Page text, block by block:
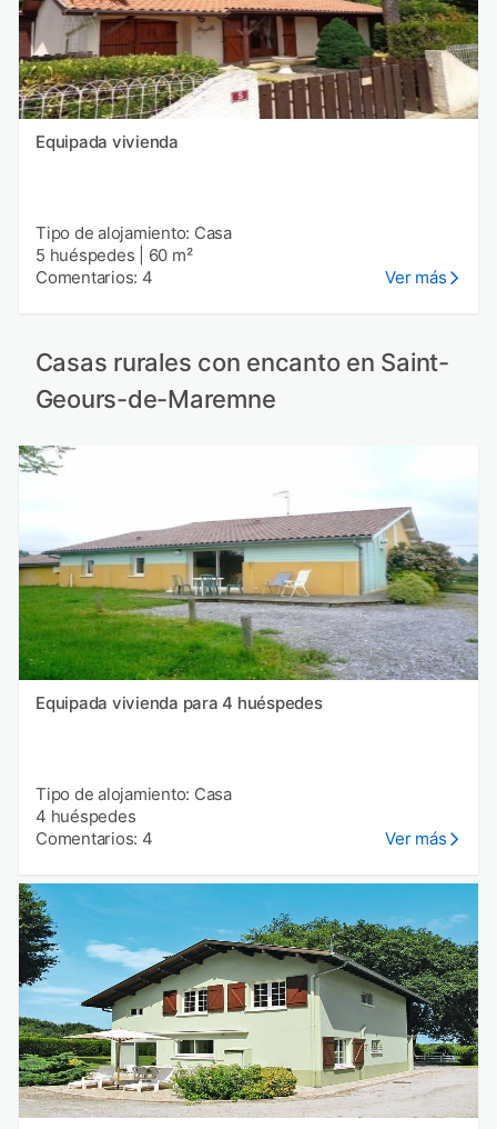
Equipada vivienda
Tipo de alojamiento: Casa
5 huéspedes
60 m²
Comentarios: 4
Ver más
Casas rurales con encanto en Saint-
Geours-de-Maremne
Equipada vivienda para 4 huéspedes
Tipo de alojamiento: Casa
4 huéspedes
Comentarios: 4
Ver más